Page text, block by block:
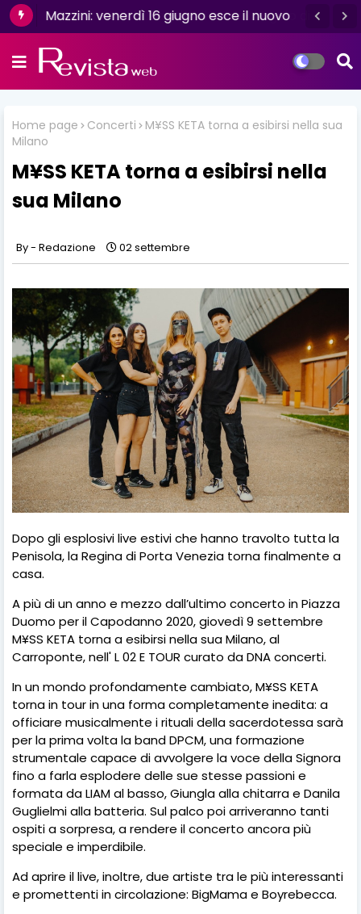
Mazzini: venerdì 16 giugno esce il nuovo
Home page Concerti
M¥SS KETA torna a esibirsi nella sua
Milano
M¥SS KETA torna a esibirsi nella
sua Milano
Redazione 02 settembre
Dopo gli esplosivi live estivi che hanno travolto tutta la
Penisola, la Regina di Porta Venezia torna finalmente a
casa.
A più di un anno e mezzo dall’ultimo concerto in Piazza
Duomo per il Capodanno 2020, giovedì 9 settembre
M¥SS KETA torna a esibirsi nella sua Milano, al
Carroponte, nell' L 02 E TOUR curato da DNA concerti.
In un mondo profondamente cambiato, M¥SS KETA
torna in tour in una forma completamente inedita: a
officiare musicalmente i rituali della sacerdotessa sarà
per la prima volta la band DPCM, una formazione
strumentale capace di avvolgere la voce della Signora
fino a farla esplodere delle sue stesse passioni e
formata da LIAM al basso, Giungla alla chitarra e Danila
Guglielmi alla batteria. Sul palco poi arriveranno tanti
ospiti a sorpresa, a rendere il concerto ancora più
speciale e imperdibile.
Ad aprire il live, inoltre, due artiste tra le più interessanti
e promettenti in circolazione: BigMama e Boyrebecca.